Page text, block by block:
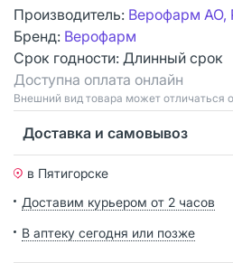
Производитель: Верофарм АО,
Бренд: Верофарм
Срок годности: Длинный срок
Доступна оплата онлайн
Bнешний вид товара может отличаться
Доставка и самовывоз
в Пятигорске
Доставим курьером от 2 часов
В аптеку сегодня или позже